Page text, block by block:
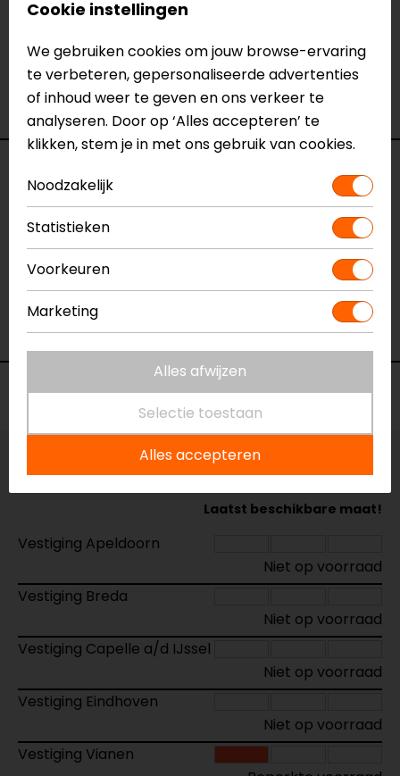
Model
165.8016
Merk
Macna
Kleur
Fluor
Reviews (1)
21-05-2021
Heel practisch en een mooie trendy uitstraling
- Anoniem
Voorraad
Laatst beschikbare maat!
Vestiging Apeldoorn
Niet op voorraad
Vestiging Breda
Niet op voorraad
Vestiging Capelle a/d IJssel
Niet op voorraad
Vestiging Eindhoven
Niet op voorraad
Vestiging Vianen
Cookie instellingen
We gebruiken cookies om jouw browse-ervaring
te verbeteren, gepersonaliseerde advertenties
of inhoud weer te geven en ons verkeer te
analyseren. Door op ‘Alles accepteren’ te
klikken, stem je in met ons gebruik van cookies.
Noodzakelijk
Statistieken
Voorkeuren
Marketing
Alles afwijzen
Selectie toestaan
Alles accepteren